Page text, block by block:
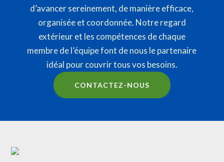
d’avancer sereinement, de manière efficace,
organisée et coordonnée. Notre regard
extérieur et les compétences de chaque
membre de l’équipe font de nous le partenaire
idéal pour couvrir tous vos besoins.
CONTACTEZ-NOUS